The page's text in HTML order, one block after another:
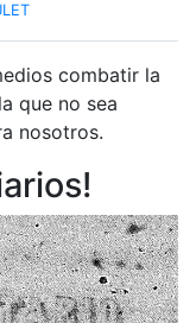
combatir la
que no sea
nosotros.